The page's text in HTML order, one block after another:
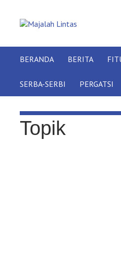
BERANDA BERITA
SERBA-SERBI PERGATSI
Topik